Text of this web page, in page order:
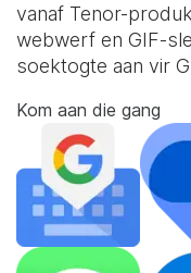
vanaf Tenor-
webwerf en GIF-
soektogte aan vir
Kom aan die gang